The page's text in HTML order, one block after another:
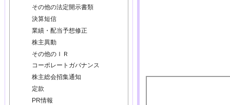
その他の法定開示書類
決算短信
業績・配当予想修正
株主異動
その他のＩＲ
コーポレートガバナンス
株主総会招集通知
定款
PR情報